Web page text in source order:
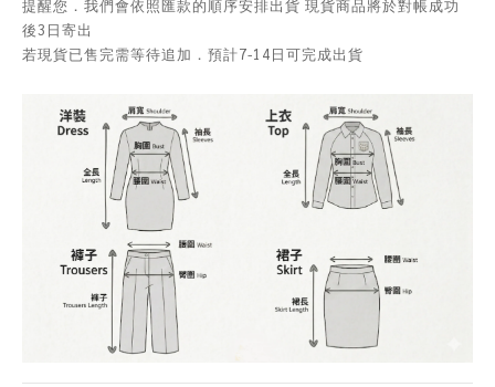
提醒您．我們會依照匯款的順序安排出貨 現貨商品將於對帳成功
後3日寄出
若現貨已售完需等待追加．預計7-14日可完成出貨